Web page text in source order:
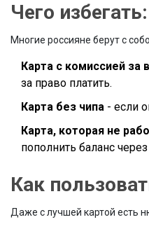
Чего
Многие россияне берут с
Карта с комиссией за
за право платить.
Карта без чипа - если
Карта, которая не
пополнить баланс
Как
Даже с лучшей картой есть